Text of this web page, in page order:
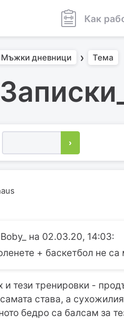
Как
Мъжки дневници Тема
›
на 02.03.20, 14:03:
+ баскетбол не
и тези тренировки -
става, а
бедро са балсам за